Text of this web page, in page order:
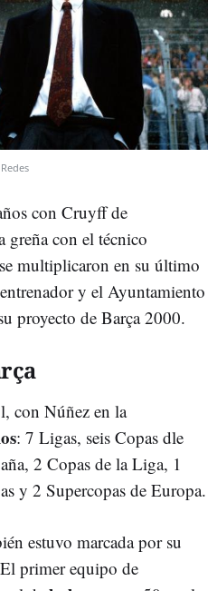
Redes
con Cruyff de
greña con el técnico
multiplicaron en su último
y el Ayuntamiento
proyecto de Barça 2000.
con Núñez en la
: 7 Ligas, seis Copas dle
2 Copas de la Liga, 1
y 2 Supercopas de Europa.
estuvo marcada por su
primer equipo de